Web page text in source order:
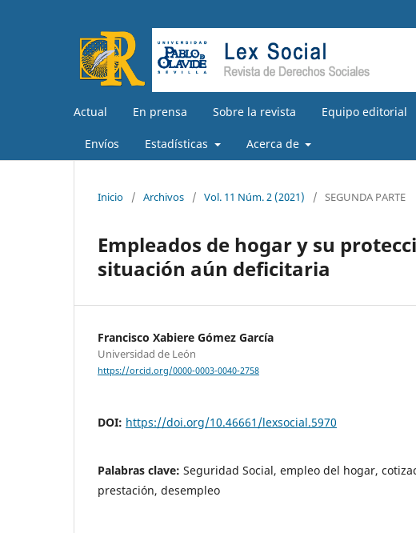
Actual En prensa Sobre la revista Equipo editorial
Envíos Estadísticas Acerca de
Inicio / Archivos / Vol. 11 Núm. 2 (2021) / SEGUNDA PARTE
Empleados de hogar y su
situación aún deficitaria
Francisco Xabiere Gómez García
Universidad de León
https://orcid.org/0000-0003-0040-2758
DOI: https://doi.org/10.46661/lexsocial.5970
Palabras clave: Seguridad Social, empleo del hogar,
prestación, desempleo